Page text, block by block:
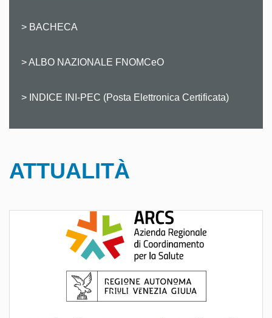
> BACHECA
> ALBO NAZIONALE FNOMCeO
> INDICE INI-PEC (Posta Elettronica Certificata)
ATTUALITÀ